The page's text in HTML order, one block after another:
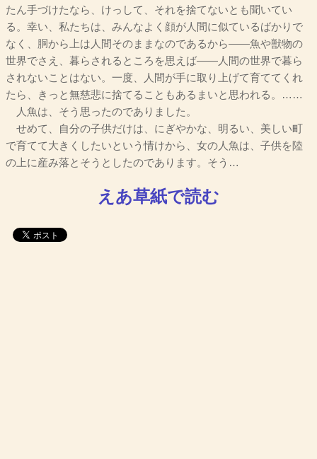
たん手づけたなら、けっして、それを捨てないとも聞いてい
る。幸い、私たちは、みんなよく顔が人間に似ているばかりで
なく、胴から上は人間そのままなのであるから――魚や獣物の
世界でさえ、暮らされるところを思えば――人間の世界で暮ら
されないことはない。一度、人間が手に取り上げて育ててくれ
たら、きっと無慈悲に捨てることもあるまいと思われる。……
人魚は、そう思ったのでありました。
せめて、自分の子供だけは、にぎやかな、明るい、美しい町
で育てて大きくしたいという情けから、女の人魚は、子供を陸
の上に産み落とそうとしたのであります。そう…
えあ草紙で読む